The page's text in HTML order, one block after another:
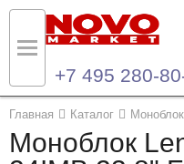
+7 495 280-
Главная Каталог
Моноблок
Назад
Каталог продукции
Назад
Контакты